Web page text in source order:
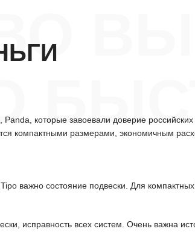
которые завоевали доверие российских
компактными размерами, экономичным
важно состояние подвески. Для
исправность всех систем. Очень важна